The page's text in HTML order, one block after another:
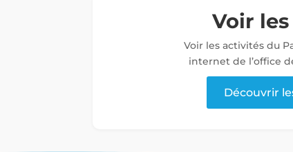
Voir
Voir les activités du
internet de l’office
Découvrir